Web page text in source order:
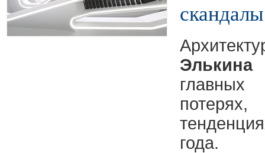
скандалы
Элькина
года.